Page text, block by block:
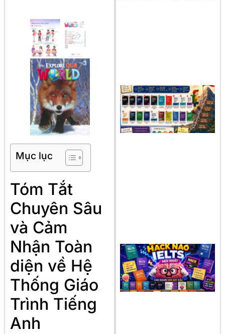
Mục lục
Tóm Tắt
Chuyên Sâu
và Cảm
Nhận Toàn
diện về Hệ
Thống Giáo
Trình Tiếng
Anh